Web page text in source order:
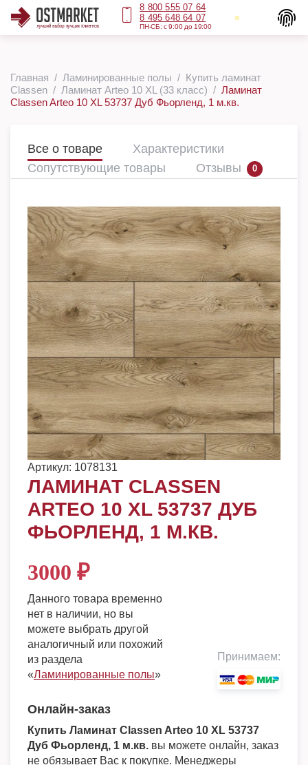
8 800 555 07 64
8 495 648 64 07
ПН-СБ: с 9:00 до 19:00
Главная Ламинированные полы
Купить ламинат
Classen
Ламинат Arteo 10 XL (33 класс)
Ламинат
Classen Arteo 10 XL 53737 Дуб Фьорленд, 1 м.кв.
Все о товаре
Характеристики
Сопутствующие товары
Отзывы 0
Артикул: 1078131
ЛАМИНАТ CLASSEN
ARTEO 10 XL 53737 ДУБ
ФЬОРЛЕНД, 1 М.КВ.
3000 ₽
Данного товара временно
нет в наличии, но вы
можете выбрать другой
аналогичный или похожий
из раздела
«Ламинированные полы»
Принимаем:
Онлайн-заказ
Купить Ламинат Classen Arteo 10 XL 53737
Дуб Фьорленд, 1 м.кв. вы можете онлайн, заказ
не обязывает Вас к покупке. Менеджеры